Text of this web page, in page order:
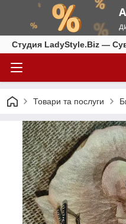
Студия LadyStyle.Biz —
Товари та послуги